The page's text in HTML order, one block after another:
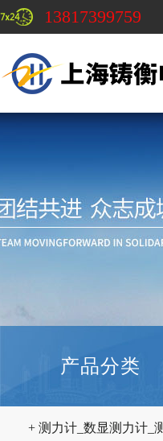
13817399759
产品分类
+ 测力计_数显测力计_